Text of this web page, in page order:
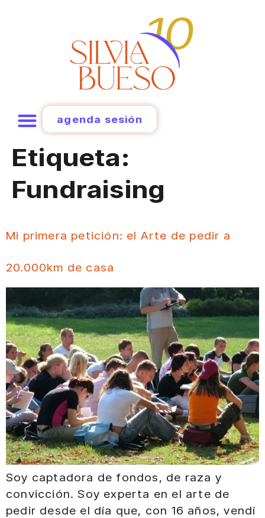
agenda sesión
Etiqueta:
Fundraising
Mi primera petición: el Arte de pedir a
20.000km de casa
Soy captadora de fondos, de raza y
convicción. Soy experta en el arte de
pedir desde el día que, con 16 años, vendí